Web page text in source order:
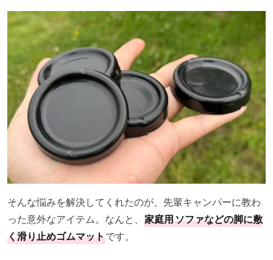
そんな悩みを解決してくれたのが、先輩キャンパーに教わ
った意外なアイテム。なんと、 家庭用ソファなどの脚に敷
く滑り止めゴムマットです。